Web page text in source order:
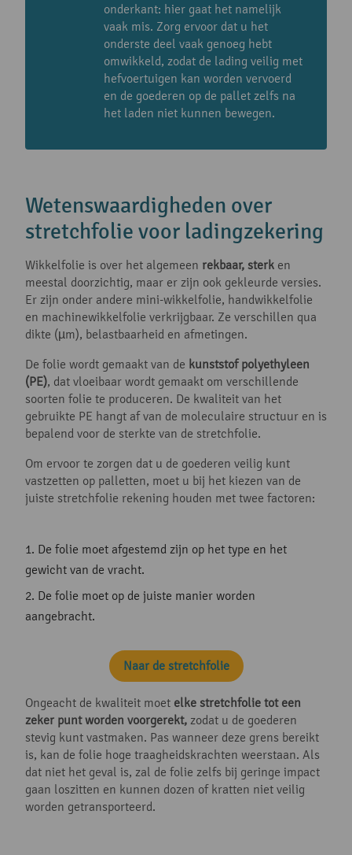
onderkant: hier gaat het namelijk
vaak mis. Zorg ervoor dat u het
onderste deel vaak genoeg hebt
omwikkeld, zodat de lading veilig met
hefvoertuigen kan worden vervoerd
en de goederen op de pallet zelfs na
het laden niet kunnen bewegen.
Wetenswaardigheden over
stretchfolie voor ladingzekering
Wikkelfolie is over het algemeen rekbaar, sterk en
meestal doorzichtig, maar er zijn ook gekleurde versies.
Er zijn onder andere mini-wikkelfolie, handwikkelfolie
en machinewikkelfolie verkrijgbaar. Ze verschillen qua
dikte (µm), belastbaarheid en afmetingen.
De folie wordt gemaakt van de kunststof polyethyleen
(PE), dat vloeibaar wordt gemaakt om verschillende
soorten folie te produceren. De kwaliteit van het
gebruikte PE hangt af van de moleculaire structuur en is
bepalend voor de sterkte van de stretchfolie.
Om ervoor te zorgen dat u de goederen veilig kunt
vastzetten op palletten, moet u bij het kiezen van de
juiste stretchfolie rekening houden met twee factoren:
De folie moet afgestemd zijn op het type en het
gewicht van de vracht.
De folie moet op de juiste manier worden
aangebracht.
Naar de stretchfolie
Ongeacht de kwaliteit moet elke stretchfolie tot een
zeker punt worden voorgerekt, zodat u de goederen
stevig kunt vastmaken. Pas wanneer deze grens bereikt
is, kan de folie hoge traagheidskrachten weerstaan. Als
dat niet het geval is, zal de folie zelfs bij geringe impact
gaan loszitten en kunnen dozen of kratten niet veilig
worden getransporteerd.